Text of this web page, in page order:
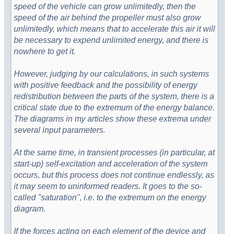
speed of the vehicle can grow unlimitedly, then the
speed of the air behind the propeller must also grow
unlimitedly, which means that to accelerate this air it will
be necessary to expend unlimited energy, and there is
nowhere to get it.
However, judging by our calculations, in such systems
with positive feedback and the possibility of energy
redistribution between the parts of the system, there is a
critical state due to the extremum of the energy balance.
The diagrams in my articles show these extrema under
several input parameters.
At the same time, in transient processes (in particular, at
start-up) self-excitation and acceleration of the system
occurs, but this process does not continue endlessly, as
it may seem to uninformed readers. It goes to the so-
called "saturation", i.e. to the extremum on the energy
diagram.
If the forces acting on each element of the device and